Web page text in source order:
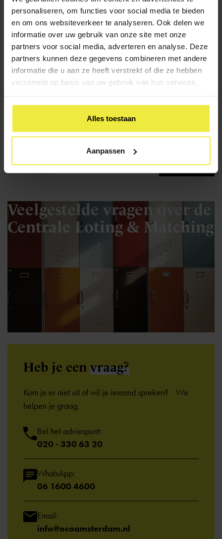
personaliseren, om functies voor social media te bieden
en om ons websiteverkeer te analyseren. Ook delen we
informatie over uw gebruik van onze site met onze
partners voor social media, adverteren en analyse. Deze
partners kunnen deze gegevens combineren met andere
informatie die u aan ze heeft verstrekt of die ze hebben
verzameld op basis van uw gebruik van hun services.
Alles toestaan
Aanpassen
capaciteitenonderzoek (CAP)?
Het capaciteitenonderzoek (CAP) is een
intelligentieonderzoek. In Amsterdam is het
onderzoek verplicht voor leerlingen met een
voorlopig basisschooladvies ‘praktijkonderwijs’.
Toetsen en examens
Vorige Pagina 1 van 9 Volgende
Veelgestelde vragen over de
Centrale Loting & Matching
Heb je een vraag?
Kom je er niet uit of wil je iemand spreken? We
helpen je graag.
Bel het adviespunt:
020 - 330 63 20
WhatsApp:
06 1600 4600
Email:
info@ocoamsterdam.nl